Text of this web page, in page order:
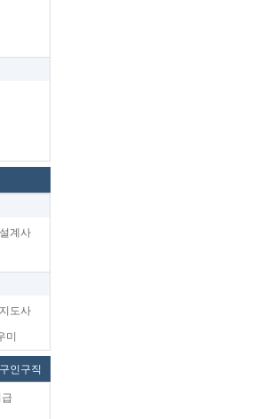
계사
도사
미
인구직